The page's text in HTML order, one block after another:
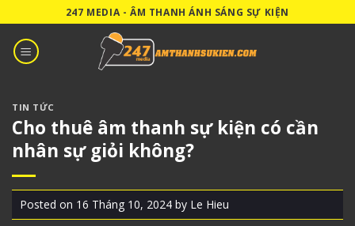
to
content
247 MEDIA - ÂM THANH ÁNH SÁNG SỰ KIỆN
TIN TỨC
Cho thuê âm thanh sự kiện có cần
nhân sự giỏi không?
Posted on 16 Tháng 10, 2024 by Le Hieu